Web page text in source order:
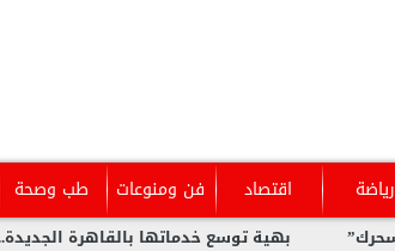
رياضة اقتصاد فن ومنوعات طب وصحة
بهية توسع خدماتها بالقاهرة الجديدة.. وحدة